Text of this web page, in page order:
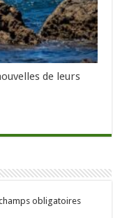
de leurs
obligatoires